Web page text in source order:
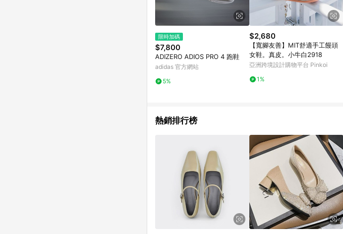
限時加碼
$7,800
ADIZERO ADIOS PRO 4 跑鞋
adidas 官方網站
5%
$2,680
【寬腳友善】MIT舒適手工饅頭
女鞋。真皮。小牛白2918
亞洲跨境設計購物平台 Pinkoi
1%
熱銷排行榜